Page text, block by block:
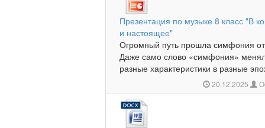
Презентация по музыке 8 класс "В
и настоящее"
Огромный путь прошла симфония
Даже само слово «симфония»
разные характеристики в разные
20.12.2025